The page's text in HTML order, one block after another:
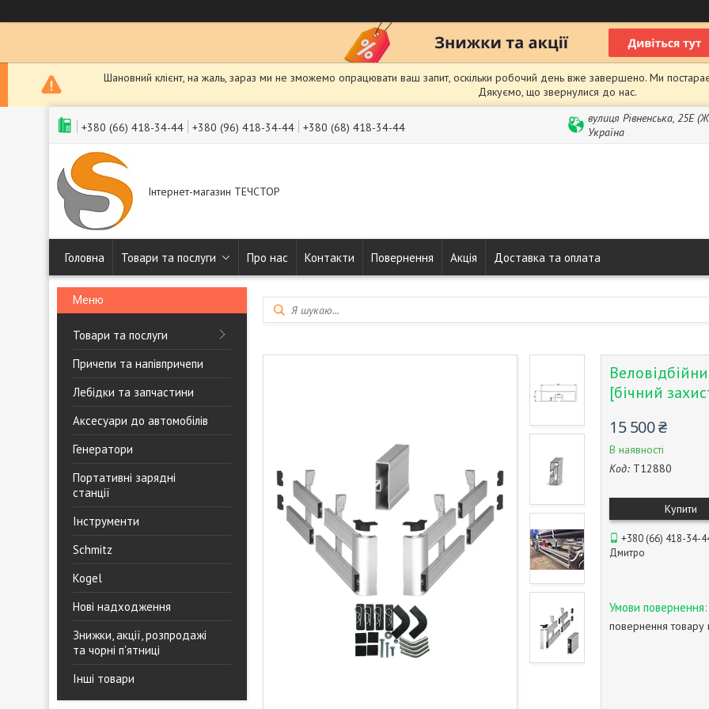
Шановний клієнт, на жаль, зараз ми не зможемо опрацювати ваш запит, оскільки робочий день вже завершено. Ми
Дякуємо, що звернулися до нас.
+380 (66) 418-34-44 +380 (96) 418-34-44 +380 (68) 418-34-44
вулиця Рівненська, 25Е
Україна
Інтернет-магазин ТЕЧСТОР
Головна Товари та послуги Про нас Контакти Повернення Акція Доставка та оплата
Товари та послуги
Причепи та напівпричепи
Лебідки та запчастини
Аксесуари до автомобілів
Генератори
Портативні зарядні
станції
Інструменти
Schmitz
Kogel
Нові надходження
Знижки, акції, розпродажі
та чорні п'ятниці
Інші товари
[бічний
15 500 ₴
В наявності
Код: T12880
Купити
+380 (66) 418-34-
Дмитро
повернення